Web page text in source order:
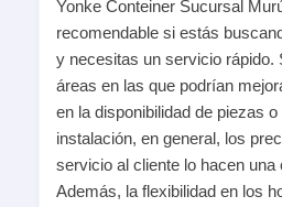
Yonke Conteiner Sucursal
recomendable si estás
y necesitas un servicio rápido.
áreas en las que podrían
en la disponibilidad de piezas
instalación, en general, los
servicio al cliente lo hacen una
Además, la flexibilidad en los